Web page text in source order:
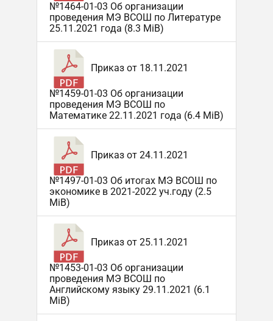
№1464-01-03 Об организации
проведения МЭ ВСОШ по Литературе
25.11.2021 года (8.3 MiB)
Приказ от 18.11.2021
№1459-01-03 Об организации
проведения МЭ ВСОШ по
Математике 22.11.2021 года (6.4 MiB)
Приказ от 24.11.2021
№1497-01-03 Об итогах МЭ ВСОШ по
экономике в 2021-2022 уч.году (2.5
MiB)
Приказ от 25.11.2021
№1453-01-03 Об организации
проведения МЭ ВСОШ по
Английскому языку 29.11.2021 (6.1
MiB)